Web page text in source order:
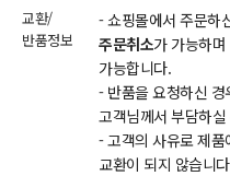
교환/
반품정보
- 쇼핑몰에서 주문하
주문취소가 가능하
가능합니다.
- 반품을 요청하신
고객님께서 부담하
- 고객의 사유로 제
교환이 되지 않습니